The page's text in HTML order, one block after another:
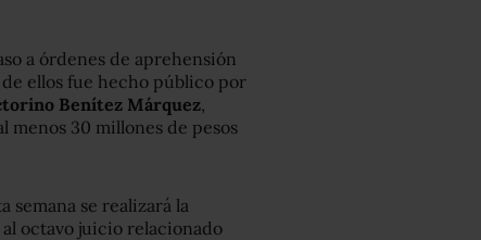
a órdenes de aprehensión
ellos fue hecho público por
Benítez Márquez,
menos 30 millones de pesos
semana se realizará la
octavo juicio relacionado